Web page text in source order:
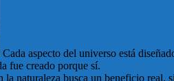
Cada aspecto del universo está
fue creado porque sí.
la naturaleza busca un beneficio